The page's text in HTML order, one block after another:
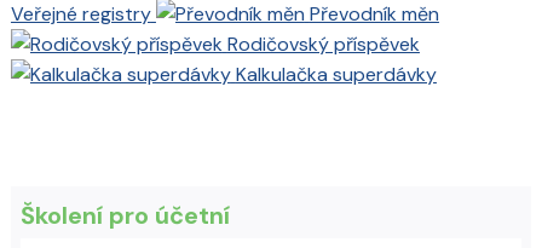
Veřejné registry
Převodník měn
Rodičovský příspěvek
Kalkulačka superdávky
Školení pro účetní